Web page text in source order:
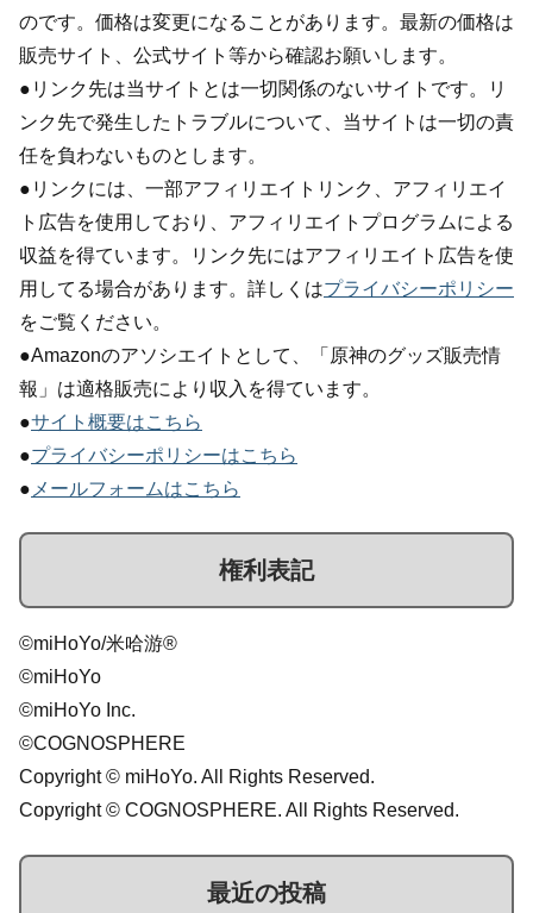
のです。価格は変更になることがあります。最新の価格は
販売サイト、公式サイト等から確認お願いします。
●リンク先は当サイトとは一切関係のないサイトです。リ
ンク先で発生したトラブルについて、当サイトは一切の責
任を負わないものとします。
●リンクには、一部アフィリエイトリンク、アフィリエイ
ト広告を使用しており、アフィリエイトプログラムによる
収益を得ています。リンク先にはアフィリエイト広告を使
用してる場合があります。詳しくはプライバシーポリシー
をご覧ください。
●Amazonのアソシエイトとして、「原神のグッズ販売情
報」は適格販売により収入を得ています。
●サイト概要はこちら
●プライバシーポリシーはこちら
● メールフォームはこちら
権利表記
©miHoYo/米哈游®
©miHoYo
©miHoYo Inc.
©COGNOSPHERE
Copyright © miHoYo. All Rights Reserved.
Copyright © COGNOSPHERE. All Rights Reserved.
最近の投稿